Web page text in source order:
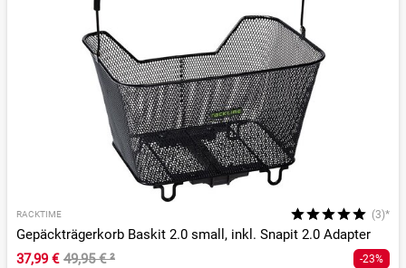
RACKTIME (3)*
Gepäckträgerkorb Baskit 2.0 small, inkl. Snapit 2.0 Adapter
37,99 € 49,95 €² -23%